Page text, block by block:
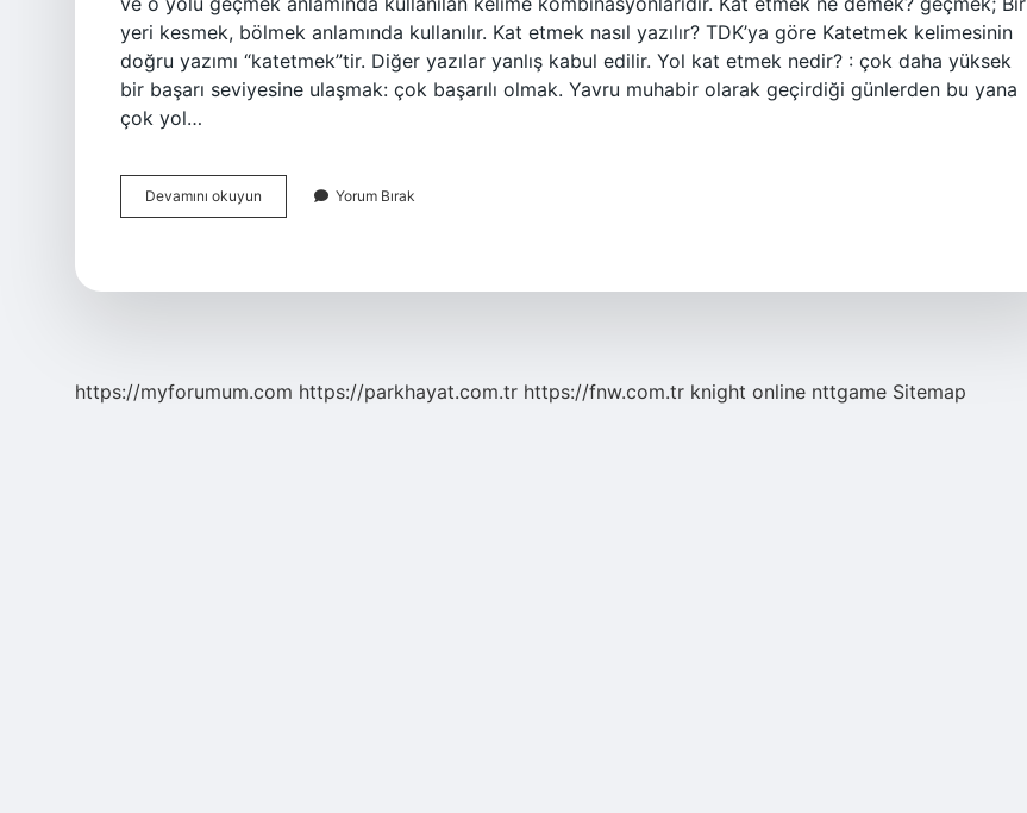
yeri kesmek, bölmek anlamında kullanılır. Kat etmek nasıl yazılır? TDK’ya göre Katetmek kelimesinin
doğru yazımı “katetmek”tir. Diğer yazılar yanlış kabul edilir. Yol kat etmek nedir? : çok daha yüksek
bir başarı seviyesine ulaşmak: çok başarılı olmak. Yavru muhabir olarak geçirdiği günlerden bu yana
çok yol…
Devamını okuyun
Kat
Yorum Bırak
https://myforumum.com https://parkhayat.com.tr https://fnw.com.tr knight online nttgame Sitemap